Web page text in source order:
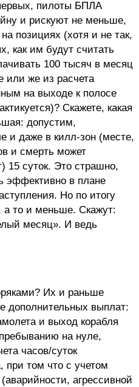
пилоты БПЛА
и рискуют не меньше,
позициях (хотя и не так,
как им будут считать
100 тысяч в месяц
или же из расчета
на выходе к полосе
Скажете, какая
допустим,
и даже в килл-зон (месте,
и смерть может
15 суток. Это страшно,
эффективно в плане
Но по итогу
а то и меньше. Скажут:
месяц». И ведь
Их и раньше
дополнительных выплат:
и выход корабля
на нуле,
часов/суток
при том что с учетом
агрессивной